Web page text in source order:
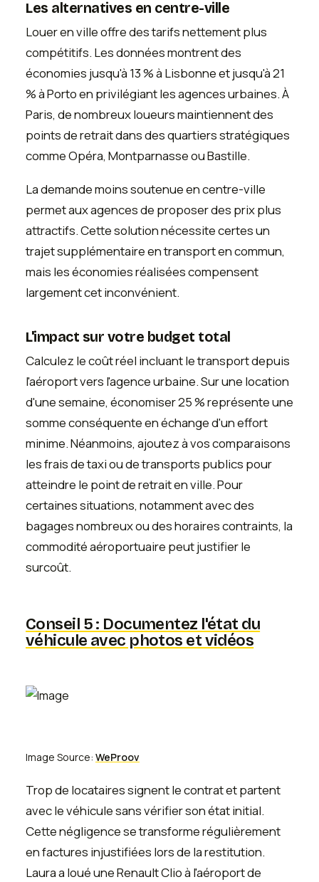
Les alternatives en centre-ville
Louer en ville offre des tarifs nettement plus
compétitifs. Les données montrent des
économies jusqu'à 13 % à Lisbonne et jusqu'à 21
% à Porto en privilégiant les agences urbaines. À
Paris, de nombreux loueurs maintiennent des
points de retrait dans des quartiers stratégiques
comme Opéra, Montparnasse ou Bastille.
La demande moins soutenue en centre-ville
permet aux agences de proposer des prix plus
attractifs. Cette solution nécessite certes un
trajet supplémentaire en transport en commun,
mais les économies réalisées compensent
largement cet inconvénient.
L'impact sur votre budget total
Calculez le coût réel incluant le transport depuis
l'aéroport vers l'agence urbaine. Sur une location
d'une semaine, économiser 25 % représente une
somme conséquente en échange d'un effort
minime. Néanmoins, ajoutez à vos comparaisons
les frais de taxi ou de transports publics pour
atteindre le point de retrait en ville. Pour
certaines situations, notamment avec des
bagages nombreux ou des horaires contraints, la
commodité aéroportuaire peut justifier le
surcoût.
Conseil 5 : Documentez l'état du
véhicule avec photos et vidéos
Image Source: WeProov
Trop de locataires signent le contrat et partent
avec le véhicule sans vérifier son état initial.
Cette négligence se transforme régulièrement
en factures injustifiées lors de la restitution.
Laura a loué une Renault Clio à l'aéroport de